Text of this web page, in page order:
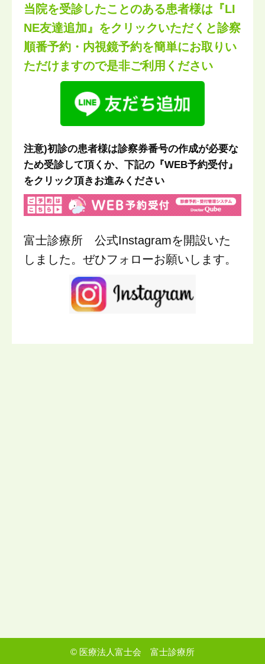
当院を受診したことのある患者様は『LI
NE友達追加』をクリックいただくと診察
順番予約・内視鏡予約を簡単にお取りい
ただけますので是非ご利用ください
注意)初診の患者様は診察券番号の作成が必要な
ため受診して頂くか、下記の『WEB予約受付』
をクリック頂きお進みください
富士診療所 公式Instagramを開設いた
しました。ぜひフォローお願いします。
© 医療法人富士会 富士診療所